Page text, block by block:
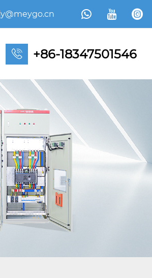
  
 +86-18347501546